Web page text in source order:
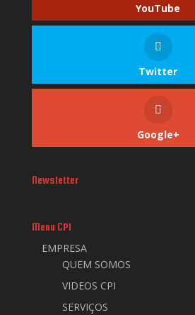
YouTube
Twitter
Google+
Newsletter
Menu CPI
EMPRESA
QUEM SOMOS
VIDEOS CPI
SERVIÇOS